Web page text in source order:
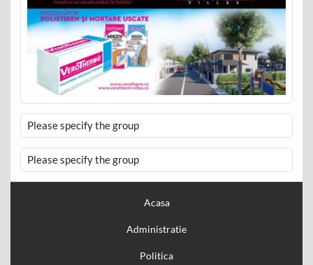
Please specify the group
Please specify the group
Acasa
Administratie
Politica